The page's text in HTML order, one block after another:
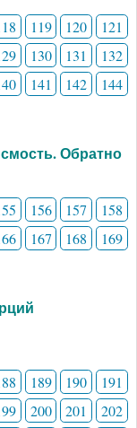
119 120
121
130 131
132
141 142
144
Обратно
156 157
158
167 168
169
189 190
191
200 201
202